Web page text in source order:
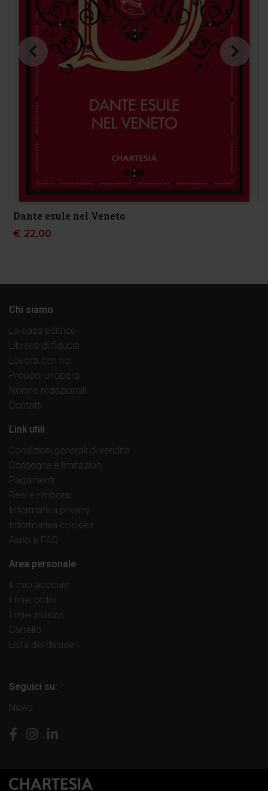
Dante esule nel Veneto
€ 22,00
Chi siamo
La casa editrice
Librerie di fiducia
Lavora con noi
Proponi un’opera
Norme redazionali
Contatti
Link utili
Condizioni generali di vendita
Consegne e limitazioni
Pagamenti
Resi e rimborsi
Informativa privacy
Informativa cookies
Aiuto e FAQ
Area personale
Il mio account
I miei ordini
I miei indirizzi
Carrello
Lista dei desideri
Seguici su:
News